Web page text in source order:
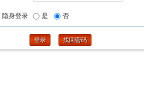
隐身登录 是 否